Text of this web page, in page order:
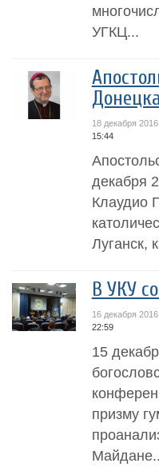
УГКЦ...
18 декабря 2016
15:44
декабря
Клаудио
Луганск,
В УКУ
16 декабря 2016
22:59
15
призму